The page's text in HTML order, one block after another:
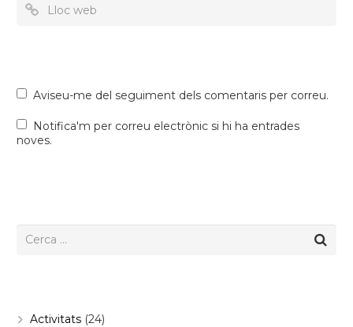
Aviseu-me del seguiment dels comentaris per correu.
Notifica'm per correu electrònic si hi ha entrades
noves.
Activitats(24)